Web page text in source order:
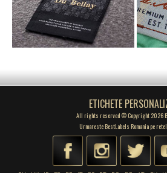
ETICHETE
All rights reserved © Copyright 2026
Urmareste BestLabels Romania pe